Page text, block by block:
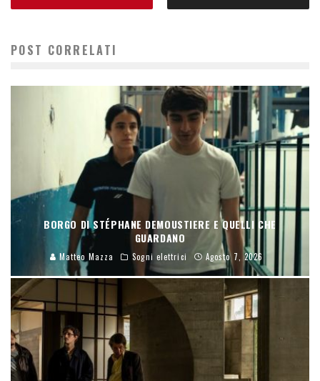
POST CORRELATI
BORGO DI STÉPHANE DEMOUSTIERE E QUELLI CHE
GUARDANO
Matteo Mazza Sogni elettrici Agosto 7, 2026